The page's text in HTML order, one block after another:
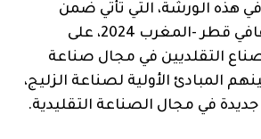
هذه الورشة، التي تأتي ضمن
فعاليات العام الثقافي قطر -المغرب 2024، على
التقلديين في مجال صناعة
المبادئ الأولية لصناعة الزليج،
في مجال الصناعة التقليدية.